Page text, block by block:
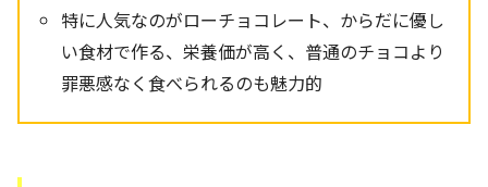
特に人気なのがローチョコレート、からだに優し
い食材で作る、栄養価が高く、普通のチョコより
罪悪感なく食べられるのも魅力的